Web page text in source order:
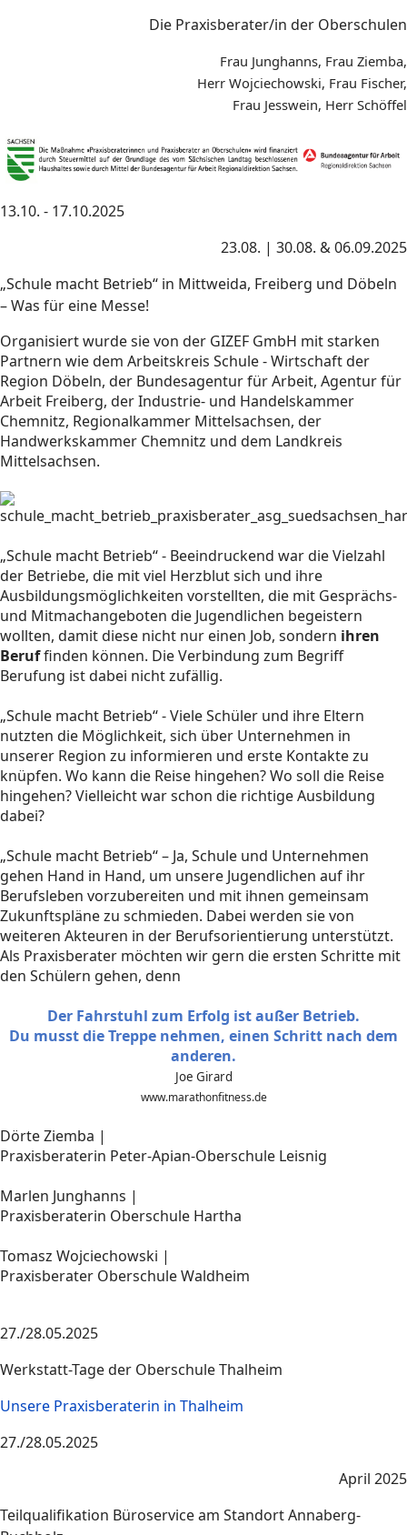
Die Praxisberater/in der Oberschulen
Frau Junghanns, Frau Ziemba,
Herr Wojciechowski, Frau Fischer,
Frau Jesswein, Herr Schöffel
13.10. - 17.10.2025
23.08. | 30.08. & 06.09.2025
„Schule macht Betrieb“ in Mittweida, Freiberg und Döbeln
– Was für eine Messe!
Organisiert wurde sie von der GIZEF GmbH mit starken
Partnern wie dem Arbeitskreis Schule - Wirtschaft der
Region Döbeln, der Bundesagentur für Arbeit, Agentur für
Arbeit Freiberg, der Industrie- und Handelskammer
Chemnitz, Regionalkammer Mittelsachsen, der
Handwerkskammer Chemnitz und dem Landkreis
Mittelsachsen.
„Schule macht Betrieb“ - Beeindruckend war die Vielzahl
der Betriebe, die mit viel Herzblut sich und ihre
Ausbildungsmöglichkeiten vorstellten, die mit Gesprächs-
und Mitmachangeboten die Jugendlichen begeistern
wollten, damit diese nicht nur einen Job, sondern ihren
Beruffinden können. Die Verbindung zum Begriff
Berufung ist dabei nicht zufällig.
„Schule macht Betrieb“ - Viele Schüler und ihre Eltern
nutzten die Möglichkeit, sich über Unternehmen in
unserer Region zu informieren und erste Kontakte zu
knüpfen. Wo kann die Reise hingehen? Wo soll die Reise
hingehen? Vielleicht war schon die richtige Ausbildung
dabei?
„Schule macht Betrieb“ – Ja, Schule und Unternehmen
gehen Hand in Hand, um unsere Jugendlichen auf ihr
Berufsleben vorzubereiten und mit ihnen gemeinsam
Zukunftspläne zu schmieden. Dabei werden sie von
weiteren Akteuren in der Berufsorientierung unterstützt.
Als Praxisberater möchten wir gern die ersten Schritte mit
den Schülern gehen, denn
Der Fahrstuhl zum Erfolg ist außer Betrieb.
Du musst die Treppe nehmen, einen Schritt nach dem
anderen.
Joe Girard
www.marathonfitness.de
Dörte Ziemba |
Praxisberaterin Peter-Apian-Oberschule Leisnig
Marlen Junghanns |
Praxisberaterin Oberschule Hartha
Tomasz Wojciechowski |
Praxisberater Oberschule Waldheim
27./28.05.2025
Werkstatt-Tage der Oberschule Thalheim
Unsere Praxisberaterin in Thalheim
27./28.05.2025
April 2025
Teilqualifikation Büroservice am Standort Annaberg-